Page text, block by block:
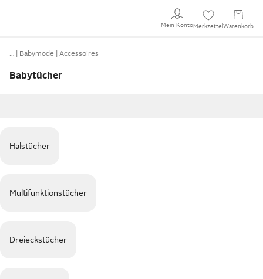
Mein KontoMerkzettel Warenkorb
… Babymode Accessoires
Babytücher
Halstücher
Multifunktionstücher
Dreieckstücher